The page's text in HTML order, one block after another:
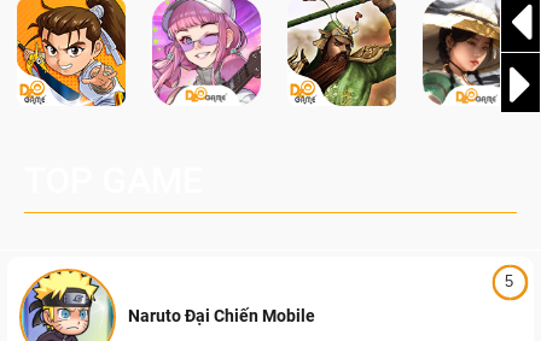
5
Naruto Đại Chiến Mobile